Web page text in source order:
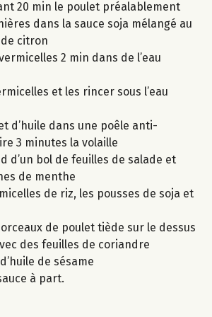
20 min le poulet préalablement
dans la sauce soja mélangé au
citron
2 min dans de l’eau
et les rincer sous l’eau
d’huile dans une poêle anti-
3 minutes la volaille
d’un bol de feuilles de salade et
de menthe
de riz, les pousses de soja et
de poulet tiède sur le dessus
des feuilles de coriandre
de sésame
à part.